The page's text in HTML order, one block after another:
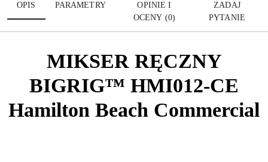
OPIS PARAMETRY
OPINIE I
OCENY (0)
ZADAJ
PYTANIE
MIKSER RĘCZNY
BIGRIG™ HMI012-CE
Hamilton Beach Commercial